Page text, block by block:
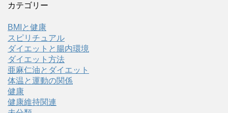
カテゴリー
BMIと健康
スピリチュアル
ダイエットと腸内環境
ダイエット方法
亜麻仁油とダイエット
体温と運動の関係
健康
健康維持関連